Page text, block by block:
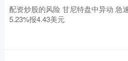
配资炒股的风险 甘尼特盘中异动 急
5.23%报4.43美元